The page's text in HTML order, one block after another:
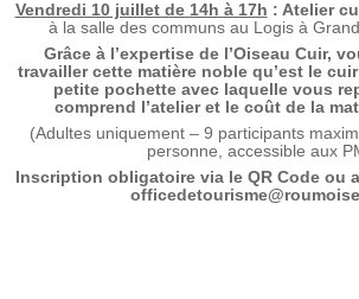
Vendredi 10 juillet de 14h à 17h : Atelier
à la salle des communs au Logis à
Grâce à l’expertise de l’Oiseau Cuir,
travailler cette matière noble qu’est le
petite pochette avec laquelle vous
comprend l’atelier et le coût de la
(Adultes uniquement – 9 participants
personne, accessible aux
Inscription obligatoire via le QR Code ou